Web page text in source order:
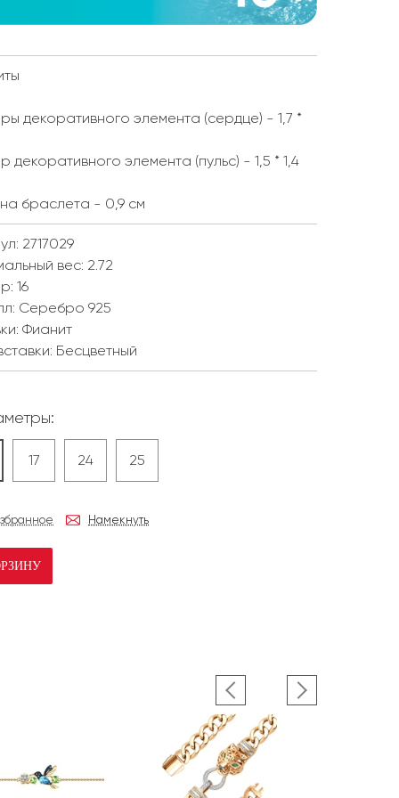
декоративного элемента (сердце) - 1,7 *
декоративного элемента (пульс) - 1,5 * 1,4
браслета - 0,9 см
2717029
вес: 2.72
16
Серебро 925
Фианит
Бесцветный
17 24 25
Намекнуть